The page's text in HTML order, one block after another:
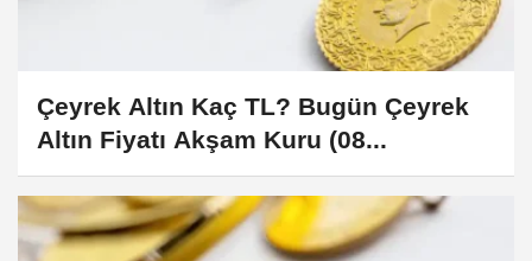
Çeyrek Altın Kaç TL? Bugün Çeyrek
Altın Fiyatı Akşam Kuru (08...